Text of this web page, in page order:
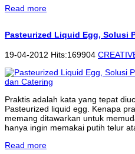
Read more
Pasteurized Liquid Egg, Solusi
19-04-2012 Hits:169904
Praktis adalah kata yang tepat
Pasteurized liquid egg. Kenapa
memang ditawarkan untuk
hanya ingin memakai putih telur
Read more